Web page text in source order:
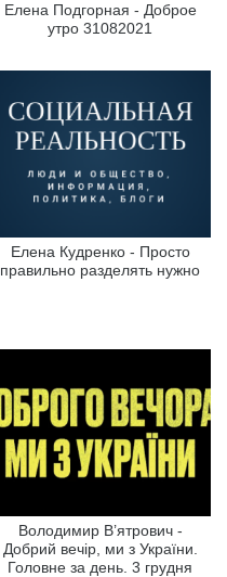
Елена Подгорная - Доброе
утро 31082021
Елена Кудренко - Просто
правильно разделять нужно
Володимир В’ятрович -
Добрий вечір, ми з України.
Головне за день. 3 грудня